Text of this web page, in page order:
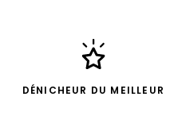
DÉNICHEUR DU MEILLEUR